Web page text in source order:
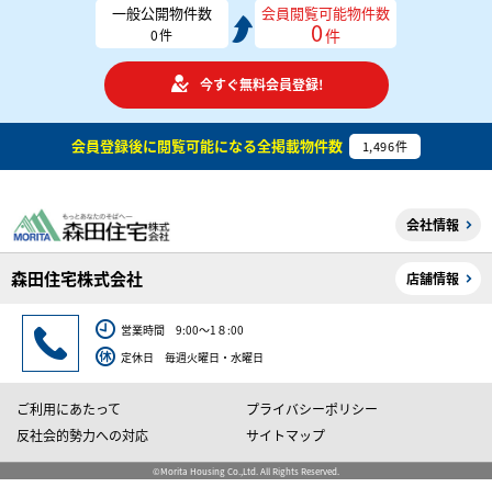
一般公開物件数
0件
会員閲覧可能物件数
0件
今すぐ無料会員登録!
会員登録後に閲覧可能になる全掲載物件数 1,496件
会社情報
森田住宅株式会社 店舗情報
営業時間 9:00～1８:00
定休日 毎週火曜日・水曜日
ご利用にあたって
プライバシーポリシー
反社会的勢力への対応
サイトマップ
©Morita Housing Co.,Ltd. All Rights Reserved.